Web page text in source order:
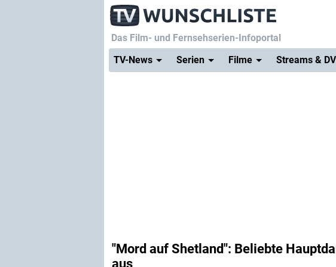
Das Film- und Fernsehserien-Infoportal
TV-News
Serien Filme Streams &
"Mord auf Shetland": Beliebte
aus